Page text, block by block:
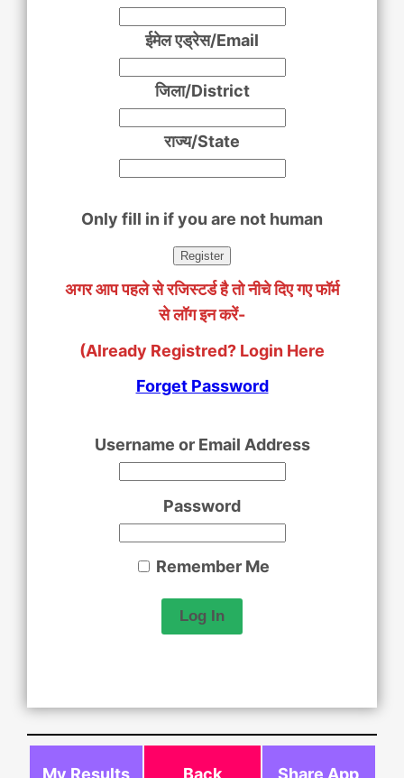
ईमेल एड्रेस/Email
जिला/District
राज्य/State
Only fill in if you are not human
अगर आप पहले से रजिस्टर्ड है तो नीचे दिए गए फॉर्म
से लॉग इन करें-
(Already Registred? Login Here
Forget Password
Username or Email Address
Password
Remember Me
My Results Back Share App